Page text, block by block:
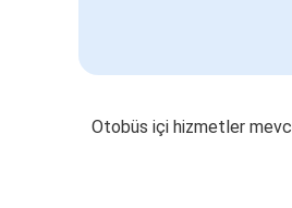
Otobüs içi hizmetler